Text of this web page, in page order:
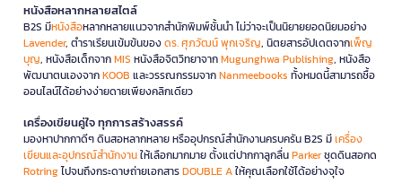
หนังสือหลากหลายสไตล์
B2S มีหนังสือหลากหลายแนวจากสำนักพิมพ์ชั้นนำ ไม่ว่าจะเป็นนิยายยอดนิยมอย่าง
Lavender, ตำราเรียนเข้มข้นของดร. ศุภวัฒน์ พุกเจริญ, นิตยสารอัปเดตจากเพ็ญ
บุญ, หนังสือเด็กจากMIS หนังสือจิตวิทยาจากMugunghwa Publishing, หนังสือ
พัฒนาตนเองจากKOOB และวรรณกรรมจากNanmeebooks ทั้งหมดนี้สามารถซื้อ
ออนไลน์ได้อย่างง่ายดายเพียงคลิกเดียว
เครื่องเขียนคู่ใจ ทุกการสร้างสรรค์
มองหาปากกาดีๆ ดินสอหลากหลาย หรืออุปกรณ์สำนักงานครบครัน B2S มีเครื่อง
เขียนและอุปกรณ์สำนักงานให้เลือกมากมาย ตั้งแต่ปากกาลูกลื่นParkerชุดดินสอกด
Rotringไปจนถึงกระดาษถ่ายเอกสารDOUBLE Aให้คุณเลือกใช้ได้อย่างจุใจ